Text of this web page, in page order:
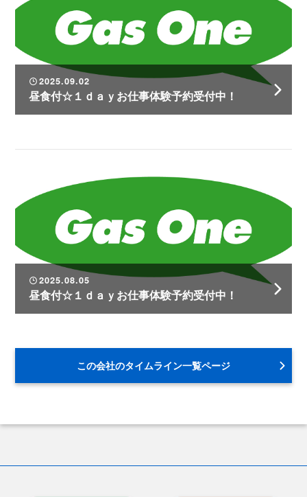
2025.09.02
昼食付☆１ｄａｙお仕事体験予約受付中！
2025.08.05
昼食付☆１ｄａｙお仕事体験予約受付中！
この会社のタイムライン一覧ページ